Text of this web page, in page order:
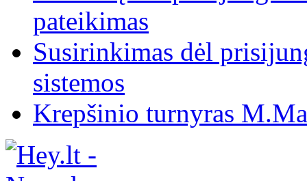
pateikimas
Susirinkimas dėl
sistemos
Krepšinio turnyras